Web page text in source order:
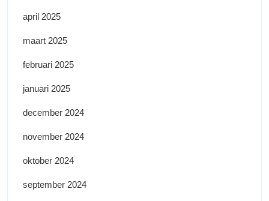
april 2025
maart 2025
februari 2025
januari 2025
december 2024
november 2024
oktober 2024
september 2024